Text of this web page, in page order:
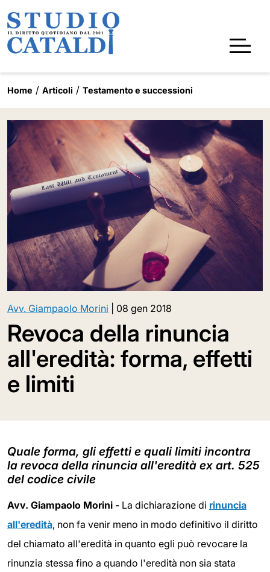
Home Articoli Testamento e successioni
Avv. Giampaolo Morini 08 gen 2018
Revoca della rinuncia
all'eredità: forma, effetti
e limiti
Quale forma, gli effetti e quali limiti incontra
la revoca della rinuncia all'eredità ex art. 525
del codice civile
Avv. Giampaolo Morini - La dichiarazione di rinuncia
all'eredità, non fa venir meno in modo definitivo il diritto
del chiamato all'eredità in quanto egli può revocare la
rinunzia stessa fino a quando l'eredità non sia stata